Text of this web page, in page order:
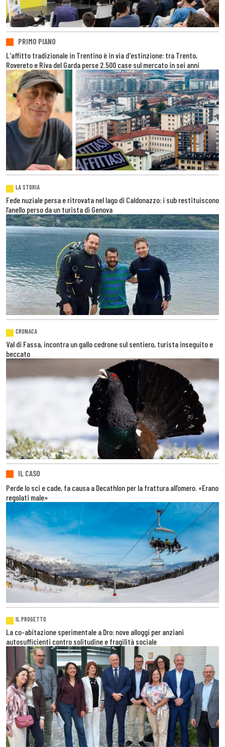
PRIMO PIANO
L'affitto tradizionale in Trentino è in via d'estinzione: tra Trento,
Rovereto e Riva del Garda perse 2.500 case sul mercato in sei anni
LA STORIA
Fede nuziale persa e ritrovata nel lago di Caldonazzo: i sub restituiscono
l’anello perso da un turista di Genova
CRONACA
Val di Fassa, incontra un gallo cedrone sul sentiero, turista inseguito e
beccato
IL CASO
Perde lo sci e cade, fa causa a Decathlon per la frattura all’omero. «Erano
regolati male»
IL PROGETTO
La co-abitazione sperimentale a Dro: nove alloggi per anziani
autosufficienti contro solitudine e fragilità sociale